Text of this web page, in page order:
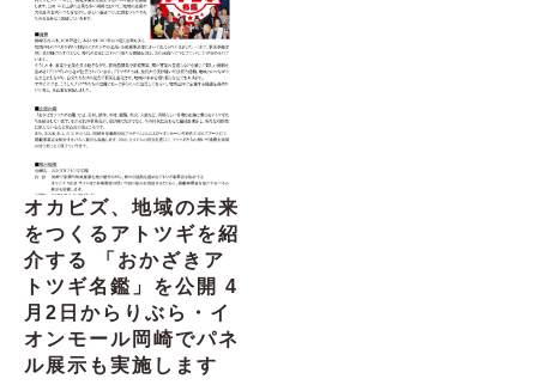
オカビズ、地域の未来
をつくるアトツギを紹
介する 「おかざきア
トツギ名鑑」を公開 4
月2日からりぶら・イ
オンモール岡崎でパネ
ル展示も実施します